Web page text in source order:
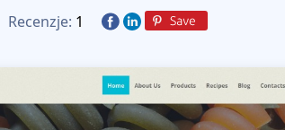
Recenzje: 1